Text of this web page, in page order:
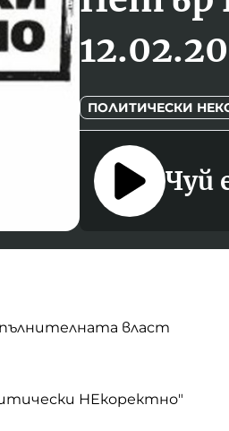
ПОЛИТИЧЕСКИ
Чуй
власт
НЕкоректно"